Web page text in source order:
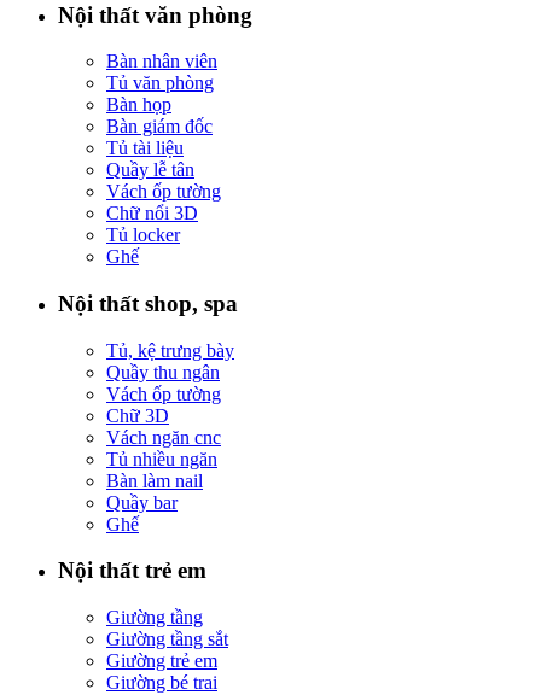
Nội thất văn phòng
Bàn nhân viên
Tủ văn phòng
Bàn họp
Bàn giám đốc
Tủ tài liệu
Quầy lễ tân
Vách ốp tường
Chữ nổi 3D
Tủ locker
Ghế
Nội thất shop, spa
Tủ, kệ trưng bày
Quầy thu ngân
Vách ốp tường
Chữ 3D
Vách ngăn cnc
Tủ nhiều ngăn
Bàn làm nail
Quầy bar
Ghế
Nội thất trẻ em
Giường tầng
Giường tầng sắt
Giường trẻ em
Giường bé trai